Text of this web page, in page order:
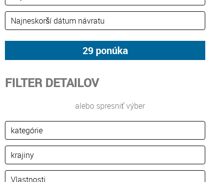
FILTER DETAILOV
alebo spresniť výber